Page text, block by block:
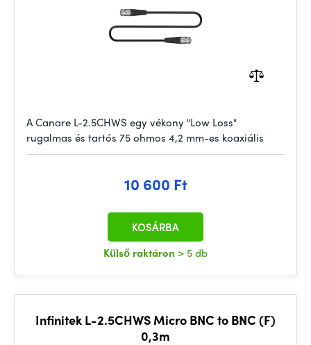
A Canare L-2.5CHWS egy vékony "Low Loss"
rugalmas és tartós 75 ohmos 4,2 mm-es koaxiális
10 600 Ft
Külső raktáron > 5 db
KOSÁRBA
Infinitek L-2.5CHWS Micro BNC to BNC (F)
0,3m